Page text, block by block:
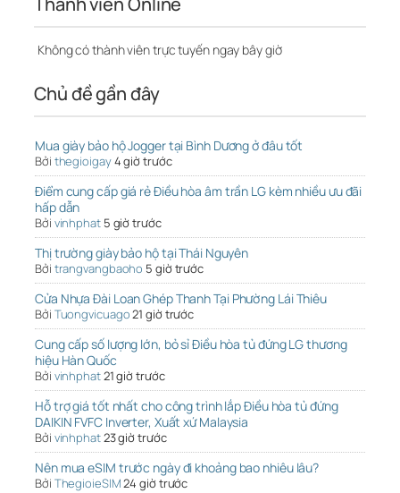
Không có thành viên trực tuyến ngay bây giờ
Chủ đề gần đây
Mua giày bảo hộ Jogger tại Bình Dương ở đâu tốt
Bởi thegioigay4 giờ trước
Điểm cung cấp giá rẻ Điều hòa âm trần LG kèm nhiều ưu đãi
hấp dẫn
Bởi vinhphat 5 giờ trước
Thị trường giày bảo hộ tại Thái Nguyên
Bởi trangvangbaoho 5 giờ trước
Cửa Nhựa Đài Loan Ghép Thanh Tại Phường Lái Thiêu
Bởi Tuongvicuago21 giờ trước
Cung cấp số lượng lớn, bỏ sỉ Điều hòa tủ đứng LG thương
hiệu Hàn Quốc
Bởi vinhphat21 giờ trước
Hỗ trợ giá tốt nhất cho công trình lắp Điều hòa tủ đứng
DAIKIN FVFC Inverter, Xuất xứ Malaysia
Bởi vinhphat23 giờ trước
Nên mua eSIM trước ngày đi khoảng bao nhiêu lâu?
Bởi ThegioieSIM24 giờ trước